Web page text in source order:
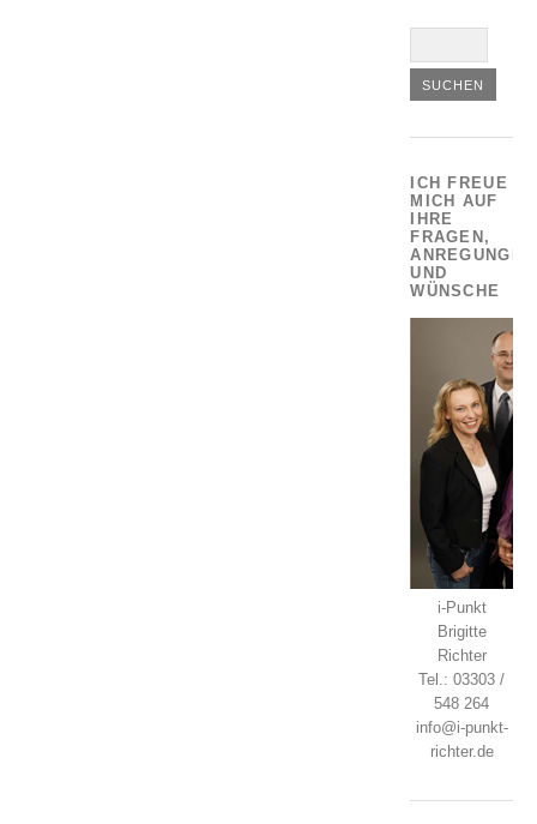
ICH FREUE
MICH AUF
IHRE
FRAGEN,
ANREGUNGEN
UND
WÜNSCHE
i-Punkt
Brigitte
Richter
Tel.: 03303 /
548 264
info@i-punkt-
richter.de